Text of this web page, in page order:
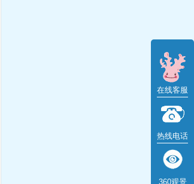
在线客服
热线电话
360观景